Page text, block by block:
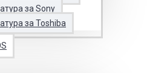
за Sony
за Toshiba